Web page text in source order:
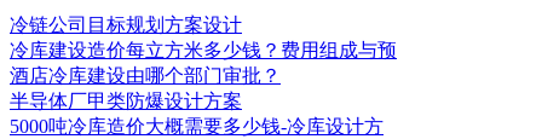
冷链公司目标规划方案设计
冷库建设造价每立方米多少钱？费用组成与预
酒店冷库建设由哪个部门审批？
半导体厂甲类防爆设计方案
5000吨冷库造价大概需要多少钱-冷库设计方